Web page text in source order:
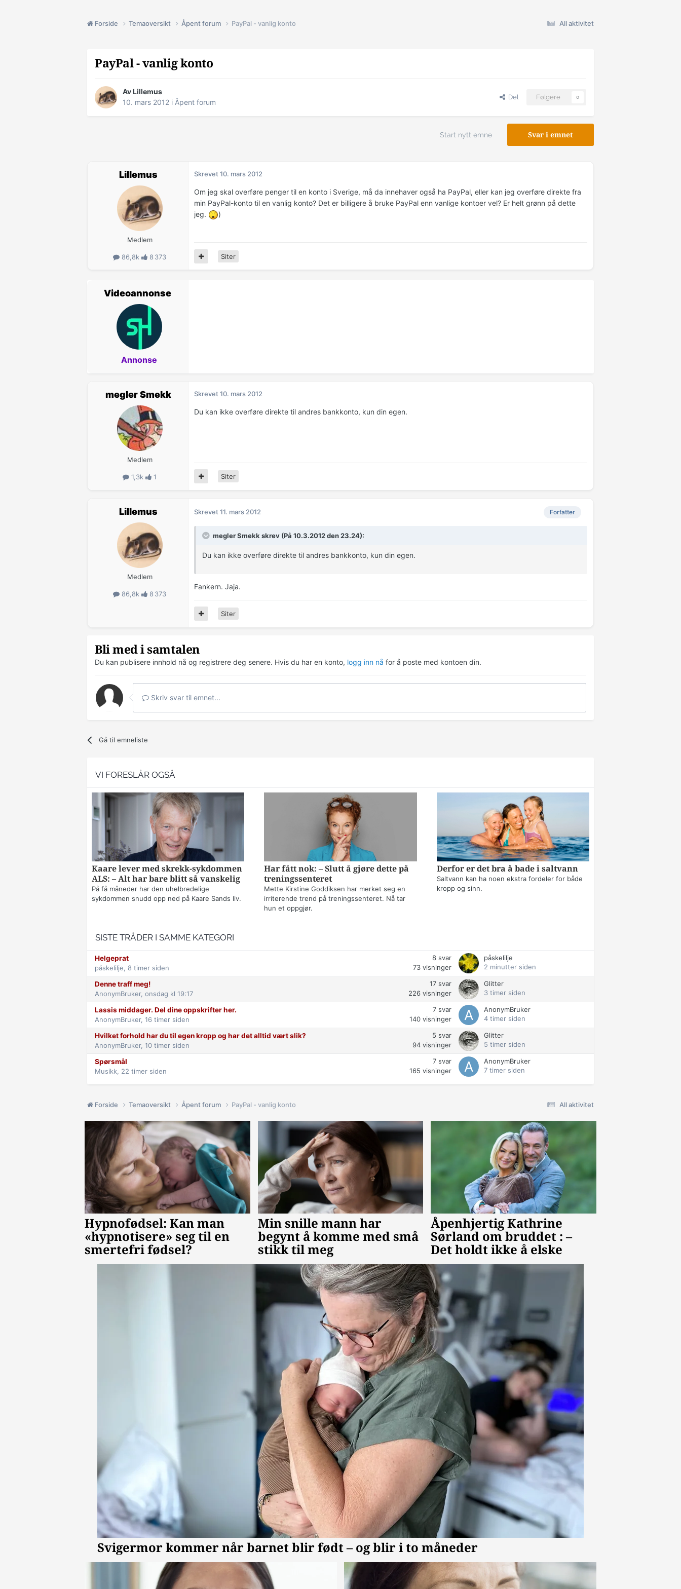
All aktivitet
Forside Temaoversikt Åpent forum PayPal - vanlig konto
PayPal - vanlig konto
Av Lillemus
10. mars 2012 i Åpent forum
Del Følgere 0
Svar i emnet
Start nytt emne
Lillemus
Medlem
86,8k 8 373
Skrevet10. mars 2012
Om jeg skal overføre penger til en konto i Sverige, må da innehaver også ha PayPal, eller kan jeg overføre direkte fra
min PayPal-konto til en vanlig konto? Det er billigere å bruke PayPal enn vanlige kontoer vel? Er helt grønn på dette
jeg.
)
Siter
Videoannonse
Annonse
megler Smekk
Medlem
1,3k 1
Skrevet10. mars 2012
Du kan ikke overføre direkte til andres bankkonto, kun din egen.
Siter
Lillemus
Medlem
86,8k 8 373
Forfatter
Skrevet11. mars 2012
megler Smekk skrev (På 10.3.2012 den 23.24):
Du kan ikke overføre direkte til andres bankkonto, kun din egen.
Fankern. Jaja.
Siter
Bli med i samtalen
Du kan publisere innhold nå og registrere deg senere. Hvis du har en konto, logg inn nå for å poste med kontoen din.
Skriv svar til emnet...
Gå til emneliste
VI FORESLÅR OGSÅ
Kaare lever med skrekk-sykdommen
ALS: – Alt har bare blitt så vanskelig
På få måneder har den uhelbredelige
sykdommen snudd opp ned på Kaare Sands liv.
Har fått nok: – Slutt å gjøre dette på
treningssenteret
Mette Kirstine Goddiksen har merket seg en
irriterende trend på treningssenteret. Nå tar
hun et oppgjør.
Derfor er det bra å bade i saltvann
Saltvann kan ha noen ekstra fordeler for både
kropp og sinn.
SISTE TRÅDER I SAMME KATEGORI
Helgeprat
påskelilje, 8 timer siden
8 svar
73 visninger
påskelilje
2 minutter siden
Denne traff meg!
AnonymBruker, onsdag kl 19:17
17 svar
226 visninger
Glitter
3 timer siden
Lassis middager. Del dine oppskrifter her.
AnonymBruker, 16 timer siden
7 svar
140 visninger
AnonymBruker
4 timer siden
Hvilket forhold har du til egen kropp og har det alltid vært slik?
AnonymBruker, 10 timer siden
5 svar
94 visninger
Glitter
5 timer siden
Spørsmål
Musikk, 22 timer siden
7 svar
165 visninger
AnonymBruker
7 timer siden
All aktivitet
Forside Temaoversikt Åpent forum PayPal - vanlig konto